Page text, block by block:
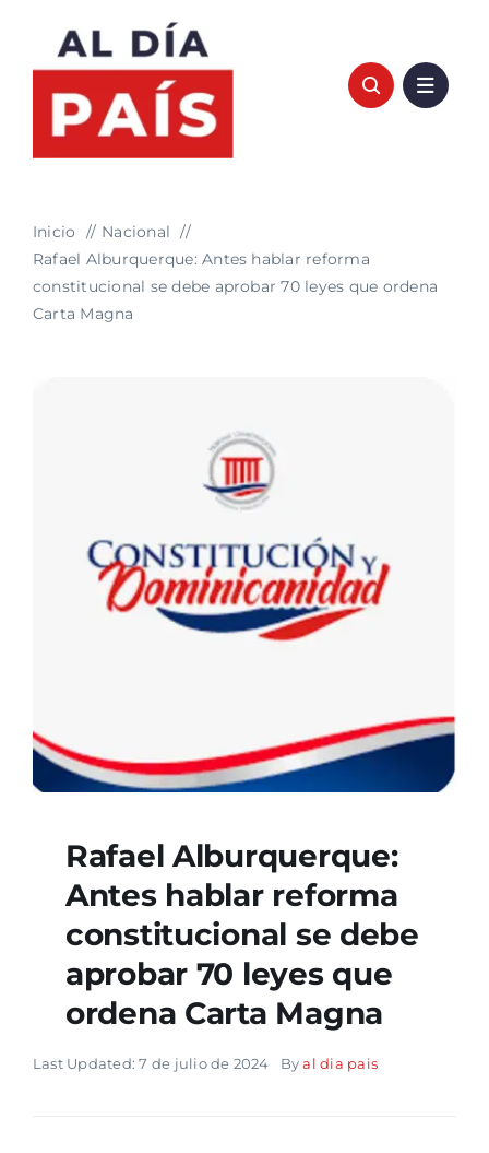
contenido
Inicio
Nacional
Rafael Alburquerque: Antes hablar reforma
constitucional se debe aprobar 70 leyes que ordena
Carta Magna
Rafael Alburquerque:
Antes hablar reforma
constitucional se debe
aprobar 70 leyes que
ordena Carta Magna
Last Updated: 7 de julio de 2024 Byal dia pais